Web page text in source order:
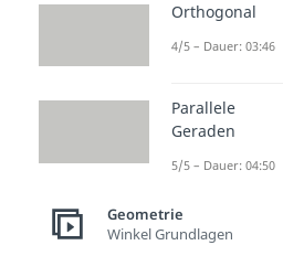
EinSechseck
Orthogonal
4/5 – Dauer: 03:46
Parallele
Geraden
5/5 – Dauer: 04:50
Geometrie
Winkel Grundlagen